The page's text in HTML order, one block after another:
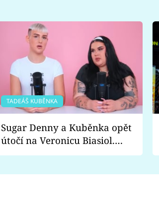
TADEÁŠ KUBĚNKA
Sugar Denny a Kuběnka opět
útočí na Veronicu Biasiol.
Proč je podle nich falešná a